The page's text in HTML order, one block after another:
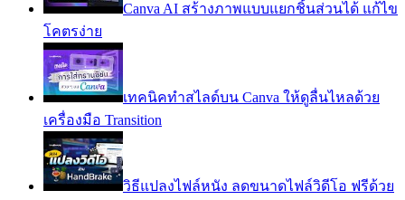
Canva AI สร้างภาพแบบแยกชิ้นส่วนได้ แก้ไข
โคตรง่าย
เทคนิคทำสไลด์บน Canva ให้ดูลื่นไหลด้วย
เครื่องมือ Transition
วิธีแปลงไฟล์หนัง ลดขนาดไฟล์วิดีโอ ฟรีด้วย